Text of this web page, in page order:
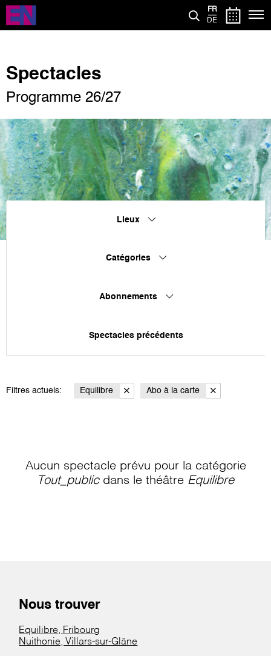
Aller
contenu
FR
DE
Spectacles
Programme 26/27
Lieux
Catégories
Abonnements
Spectacles précédents
Filtres actuels: Equilibre Abo à la carte
Aucun spectacle prévu pour la catégorie
Tout_publicdans le théâtre Equilibre
Nous trouver
Equilibre, Fribourg
Nuithonie, Villars-sur-Glâne